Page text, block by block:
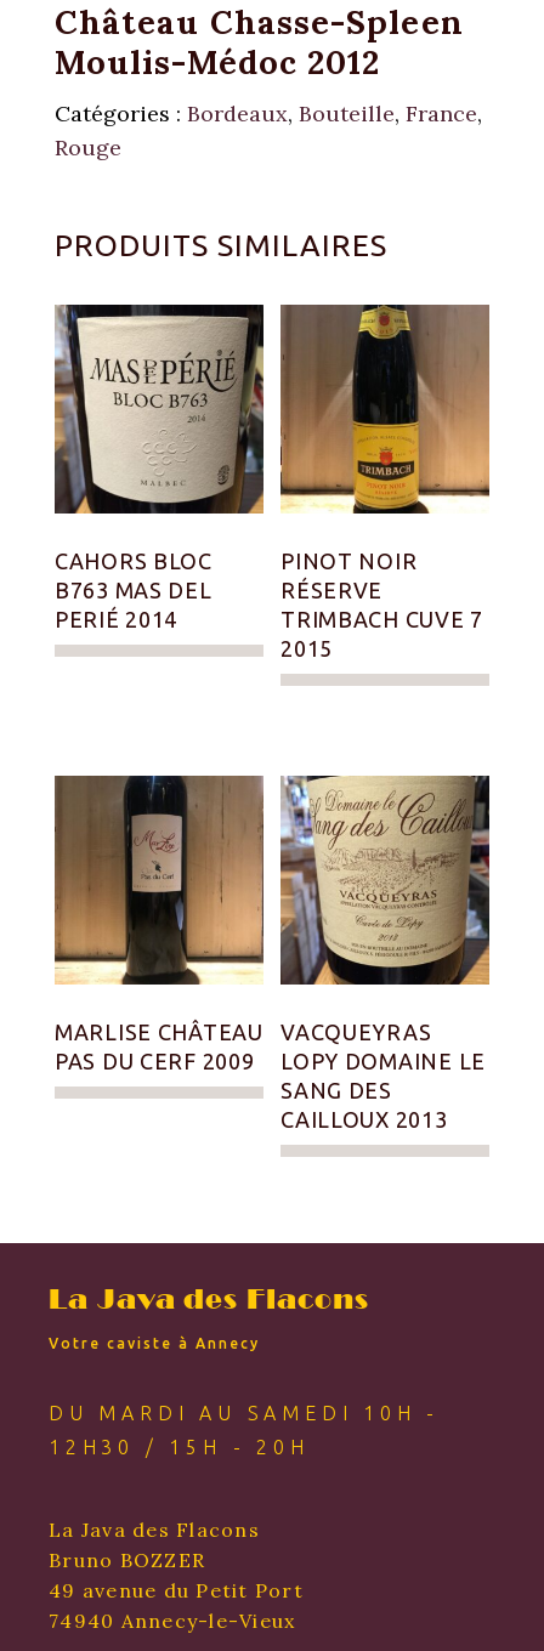
Château Chasse-Spleen
Moulis-Médoc 2012
Catégories : Bordeaux, Bouteille, France,
Rouge
PRODUITS SIMILAIRES
CAHORS BLOC
B763 MAS DEL
PERIÉ 2014
PINOT NOIR
RÉSERVE
TRIMBACH CUVE 7
2015
MARLISE CHÂTEAU
PAS DU CERF 2009
VACQUEYRAS
LOPY DOMAINE LE
SANG DES
CAILLOUX 2013
La Java des Flacons
Votre caviste à Annecy
DU MARDI AU SAMEDI 10H -
12H30 / 15H - 20H
La Java des Flacons
Bruno BOZZER
49 avenue du Petit Port
74940 Annecy-le-Vieux